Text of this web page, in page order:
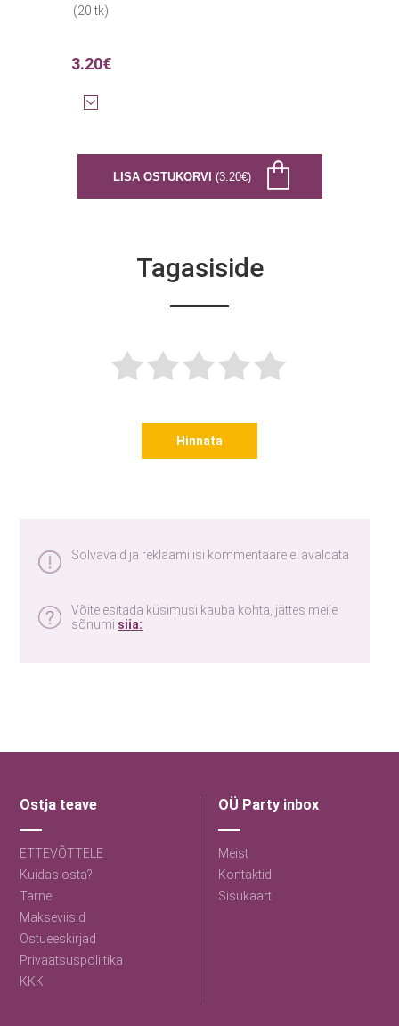
(20 tk)
3.20€
LISA OSTUKORVI (3.20€)
Tagasiside
Hinnata
Solvavaid ja reklaamilisi kommentaare ei avaldata
Võite esitada küsimusi kauba kohta, jättes meile
sõnumi siia:
Ostja teave
ETTEVÕTTELE
Kuidas osta?
Tarne
Makseviisid
Ostueeskirjad
Privaatsuspoliitika
KKK
OÜ Party inbox
Meist
Kontaktid
Sisukaart